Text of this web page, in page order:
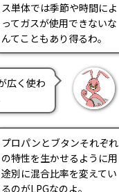
ス単体では季節や時間によ
ってガスが使用できないな
んてこともあり得るわ。
広く使わ
プロパンとブタンそれぞれ
の特性を生かせるように用
途別に混合比率を変えてい
るのがLPGなのよ。